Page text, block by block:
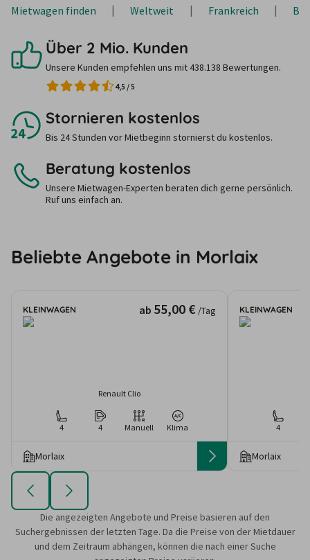
Mietwagen finden Weltweit Frankreich
Über 2 Mio. Kunden
Unsere Kunden empfehlen uns mit 438.138 Bewertungen.
4,5 /5
Stornieren kostenlos
Bis 24 Stunden vor Mietbeginn stornierst du kostenlos.
Beratung kostenlos
Unsere Mietwagen-Experten beraten dich gerne persönlich.
Ruf uns einfach an.
Beliebte Angebote in Morlaix
KLEINWAGEN ab 55,00 € /Tag
Renault Clio
4 4 Manuell Klima
Morlaix
KLEINWAGEN
4
Morlaix
Die angezeigten Angebote und Preise basieren auf den
Suchergebnissen der letzten Tage. Da die Preise von der Mietdauer
und dem Zeitraum abhängen, können die nach einer Suche